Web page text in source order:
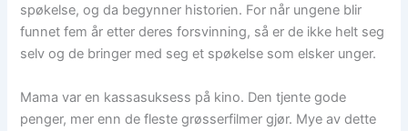
spøkelse, og da begynner historien. For når ungene blir
funnet fem år etter deres forsvinning, så er de ikke helt seg
selv og de bringer med seg et spøkelse som elsker unger.
Mama var en kassasuksess på kino. Den tjente gode
penger, mer enn de fleste grøsserfilmer gjør. Mye av dette